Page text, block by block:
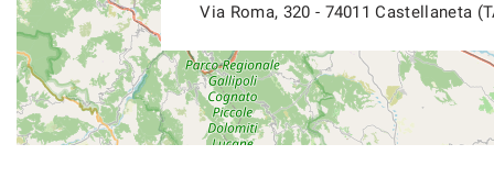
Via Roma, 320 - 74011 Castellaneta